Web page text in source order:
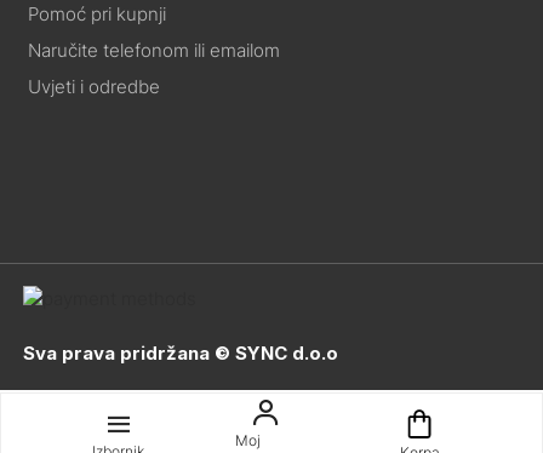
Moj
Pomoć pri kupnji
Naručite telefonom ili emailom
Uvjeti i odredbe
Sva prava pridržana © SYNC d.o.o